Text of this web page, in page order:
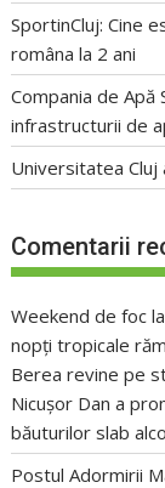
SportinCluj: Cine
româna la 2 ani
Compania de Apă
infrastructurii de
Universitatea Cluj
Comentarii
Weekend de foc
nopți tropicale
Berea revine pe
Nicușor Dan a
băuturilor slab
Postul Adormirii